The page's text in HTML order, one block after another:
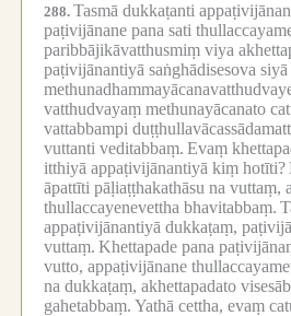
288. Tasmā dukkaṭanti
paṭivijānane pana sati
paribbājikāvatthusmiṃ viya
paṭivijānantiyā saṅghādisesova siyā
vatthudvayaṃ methunayācanato
vattabbampi
vuttanti veditabbaṃ. Evaṃ
itthiyā appaṭivijānantiyā kiṃ hotīti?
āpattīti pāḷiaṭṭhakathāsu na vuttaṃ,
thullaccayenevettha bhavitabbaṃ.
appaṭivijānantiyā dukkaṭaṃ,
vuttaṃ. Khettapade pana
vutto, appaṭivijānane
na dukkaṭaṃ, akhettapadato
gahetabbaṃ. Yathā cettha, evaṃ